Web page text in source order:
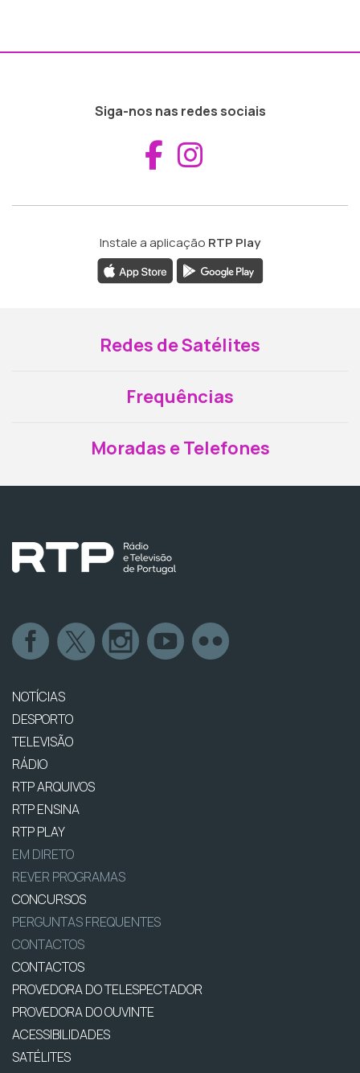
Siga-nos nas redes sociais
Aceder ao
Instale a aplicação RTP Play
Redes de Satélites
Frequências
Moradas e Telefones
NOTÍCIAS
DESPORTO
TELEVISÃO
RÁDIO
RTP ARQUIVOS
RTP ENSINA
RTP PLAY
EM DIRETO
REVER PROGRAMAS
CONCURSOS
PERGUNTAS FREQUENTES
CONTACTOS
CONTACTOS
PROVEDORA DO TELESPECTADOR
PROVEDORA DO OUVINTE
ACESSIBILIDADES
SATÉLITES